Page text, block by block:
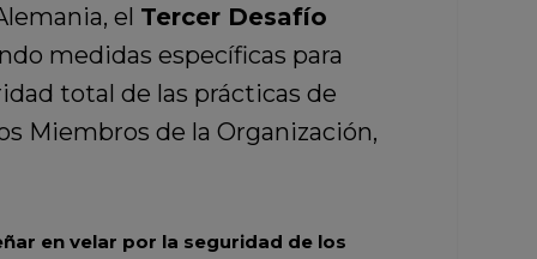
el Tercer Desafío
medidas específicas para
total de las prácticas de
Miembros de la Organización,
en velar por la seguridad de los